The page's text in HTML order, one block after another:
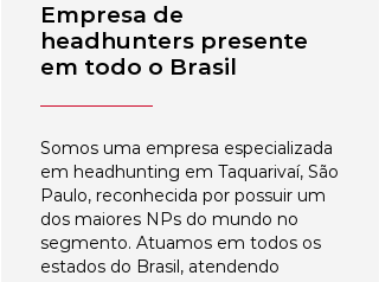
Empresa de
headhunters presente
em todo o Brasil
Somos uma empresa especializada
em headhunting em Taquarivaí, São
Paulo, reconhecida por possuir um
dos maiores NPs do mundo no
segmento. Atuamos em todos os
estados do Brasil, atendendo